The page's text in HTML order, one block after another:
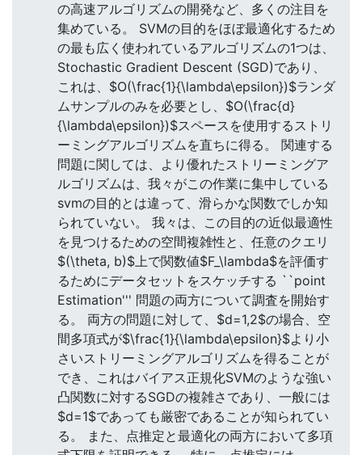
の高速アルゴリズムの開発など、多くの注目を
集めている。 SVMの目的をほぼ最適化するため
の最も広く使われているアルゴリズムの1つは、
Stochastic Gradient Descent (SGD)であり、
これは、$O(\frac{1}{\lambda\epsilon})$ランダ
ムサンプルのみを必要とし、$O(\frac{d}
{\lambda\epsilon})$スペースを使用するストリ
ーミングアルゴリズムを直ちに得る。 関連する
問題に関しては、より優れたストリーミングア
ルゴリズムは、我々がこの作業に集中している
svmの目的とは違って、滑らかな関数でしか知
られていない。 我々は、この目的の近似最適性
を見つけるための空間複雑性と、任意のクエリ
$(\theta, b)$上で関数値$F_\lambda$を評価す
るためにデータセットをスケッチする ``point
Estimation''' 問題の両方について調査を開始す
る。 両方の問題に対して、$d=1,2$の場合、空
間多項式が$\frac{1}{\lambda\epsilon}$より小
さいストリーミングアルゴリズムを得ることが
でき、これはバイアス正規化SVMのような強い
凸関数に対するSGDの複雑さであり、一般には
$d=1$であっても厳密であることが知られてい
る。 また、点推定と最適化の両方において多項